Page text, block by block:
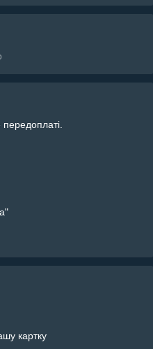
передоплаті.
картку